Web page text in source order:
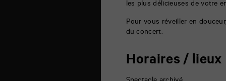
les plus délicieuses de votre
Pour vous réveiller en
du concert.
Horaires / lieux